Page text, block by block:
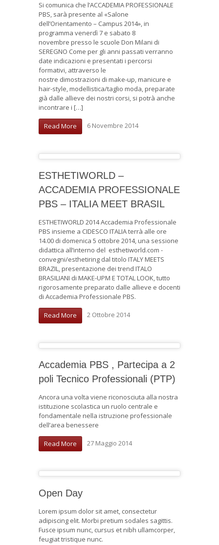
Si comunica che l’ACCADEMIA PROFESSIONALE
PBS, sarà presente al «Salone
dell’Orientamento – Campus 2014», in
programma venerdì 7 e sabato 8
novembre presso le scuole Don Milani di
SEREGNO Come per gli anni passati verranno
date indicazioni e presentati i percorsi
formativi, attraverso le
nostre dimostrazioni di make-up, manicure e
hair-style, modellistica/taglio moda, preparate
già dalle allieve dei nostri corsi, si potrà anche
incontrare i […]
Read More 6 Novembre 2014
ESTHETIWORLD –
ACCADEMIA PROFESSIONALE
PBS – ITALIA MEET BRASIL
ESTHETIWORLD 2014 Accademia Professionale
PBS insieme a CIDESCO ITALIA terrà alle ore
14.00 di domenica 5 ottobre 2014, una sessione
didattica all’interno del esthetiworld.com -
convegni/esthetiring dal titolo ITALY MEETS
BRAZIL, presentazione dei trend ITALO
BRASILIANI di MAKE-UPM E TOTAL LOOK, tutto
rigorosamente preparato dalle allieve e docenti
di Accademia Professionale PBS.
Read More 2 Ottobre 2014
Accademia PBS , Partecipa a 2
poli Tecnico Professionali (PTP)
Ancora una volta viene riconosciuta alla nostra
istituzione scolastica un ruolo centrale e
fondamentale nella istruzione professionale
dell’area benessere
Read More 27 Maggio 2014
Open Day
Lorem ipsum dolor sit amet, consectetur
adipiscing elit. Morbi pretium sodales sagittis.
Fusce ipsum nunc, cursus et nibh ullamcorper,
feugiat tristique nunc.